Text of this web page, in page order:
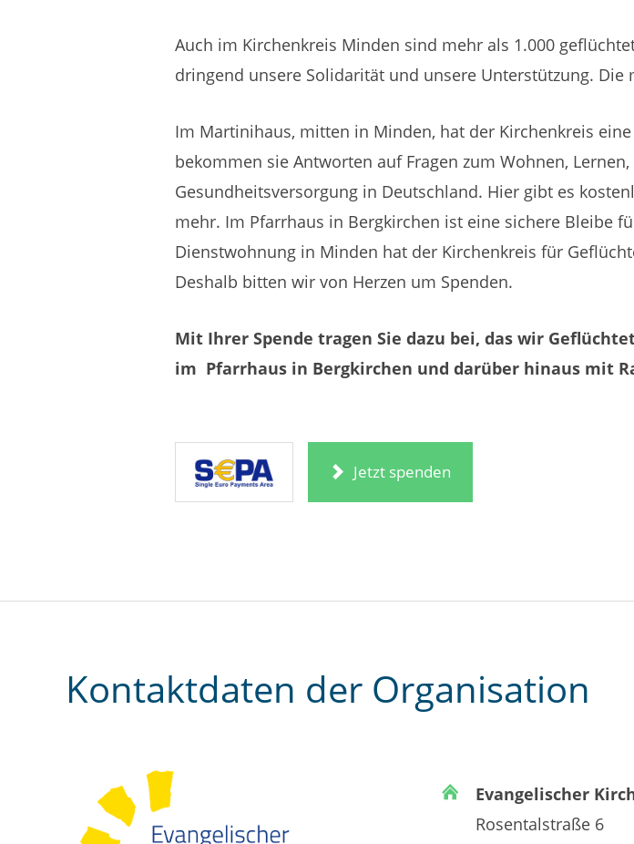
Auch im Kirchenkreis Minden sind mehr als 1.000
dringend unsere Solidarität und unsere Unterstützung.
Im Martinihaus, mitten in Minden, hat der Kirchenkreis
bekommen sie Antworten auf Fragen zum Wohnen,
Gesundheitsversorgung in Deutschland. Hier gibt es
mehr. Im Pfarrhaus in Bergkirchen ist eine sichere Bleibe
Dienstwohnung in Minden hat der Kirchenkreis für
Deshalb bitten wir von Herzen um Spenden.
Mit Ihrer Spende tragen Sie dazu bei, das wir
im Pfarrhaus in Bergkirchen und darüber hinaus mit
Jetzt spenden
Kontaktdaten der Organisation
Evangelischer
Rosentalstraße 6